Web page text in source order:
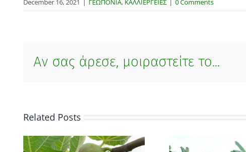
December 16, 2021 | ΓΕΩΠΟΝΙΑ, ΚΑΛΛΙΕΡΓΕΙΕΣ | 0 Comments
Αν σας άρεσε, μοιραστείτε το...
Related Posts